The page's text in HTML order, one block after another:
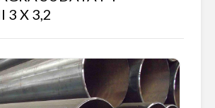
3 X 3,2